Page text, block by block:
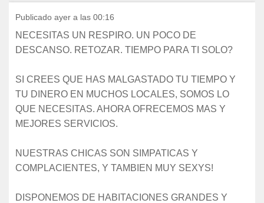
Publicado ayer a las 00:16
NECESITAS UN RESPIRO. UN POCO DE
DESCANSO. RETOZAR. TIEMPO PARA TI SOLO?
SI CREES QUE HAS MALGASTADO TU TIEMPO Y
TU DINERO EN MUCHOS LOCALES, SOMOS LO
QUE NECESITAS. AHORA OFRECEMOS MAS Y
MEJORES SERVICIOS.
NUESTRAS CHICAS SON SIMPATICAS Y
COMPLACIENTES, Y TAMBIEN MUY SEXYS!
DISPONEMOS DE HABITACIONES GRANDES Y